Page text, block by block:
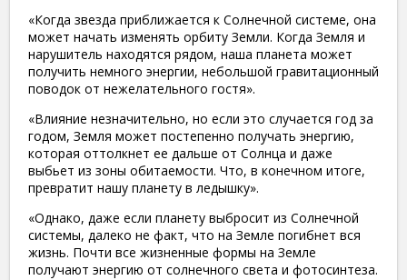
«Когда звезда приближается к Солнечной системе, она
может начать изменять орбиту Земли. Когда Земля и
нарушитель находятся рядом, наша планета может
получить немного энергии, небольшой гравитационный
поводок от нежелательного гостя».
«Влияние незначительно, но если это случается год за
годом, Земля может постепенно получать энергию,
которая оттолкнет ее дальше от Солнца и даже
выбьет из зоны обитаемости. Что, в конечном итоге,
превратит нашу планету в ледышку».
«Однако, даже если планету выбросит из Солнечной
системы, далеко не факт, что на Земле погибнет вся
жизнь. Почти все жизненные формы на Земле
получают энергию от солнечного света и фотосинтеза.